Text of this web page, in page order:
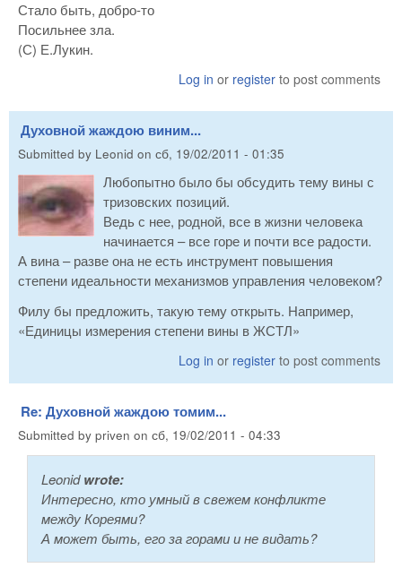
Стало быть, добро-то
Посильнее зла.
(С) Е.Лукин.
Log in or register to post comments
Духовной жаждою виним...
Submitted by Leonid on сб, 19/02/2011 - 01:35
Любопытно было бы обсудить тему вины с
тризовских позиций.
Ведь с нее, родной, все в жизни человека
начинается – все горе и почти все радости.
А вина – разве она не есть инструмент повышения
степени идеальности механизмов управления человеком?
Филу бы предложить, такую тему открыть. Например,
«Единицы измерения степени вины в ЖСТЛ»
Log in or register to post comments
Re: Духовной жаждою томим...
Submitted by priven on сб, 19/02/2011 - 04:33
Leonidwrote:
Интересно, кто умный в свежем конфликте
между Кореями?
А может быть, его за горами и не видать?